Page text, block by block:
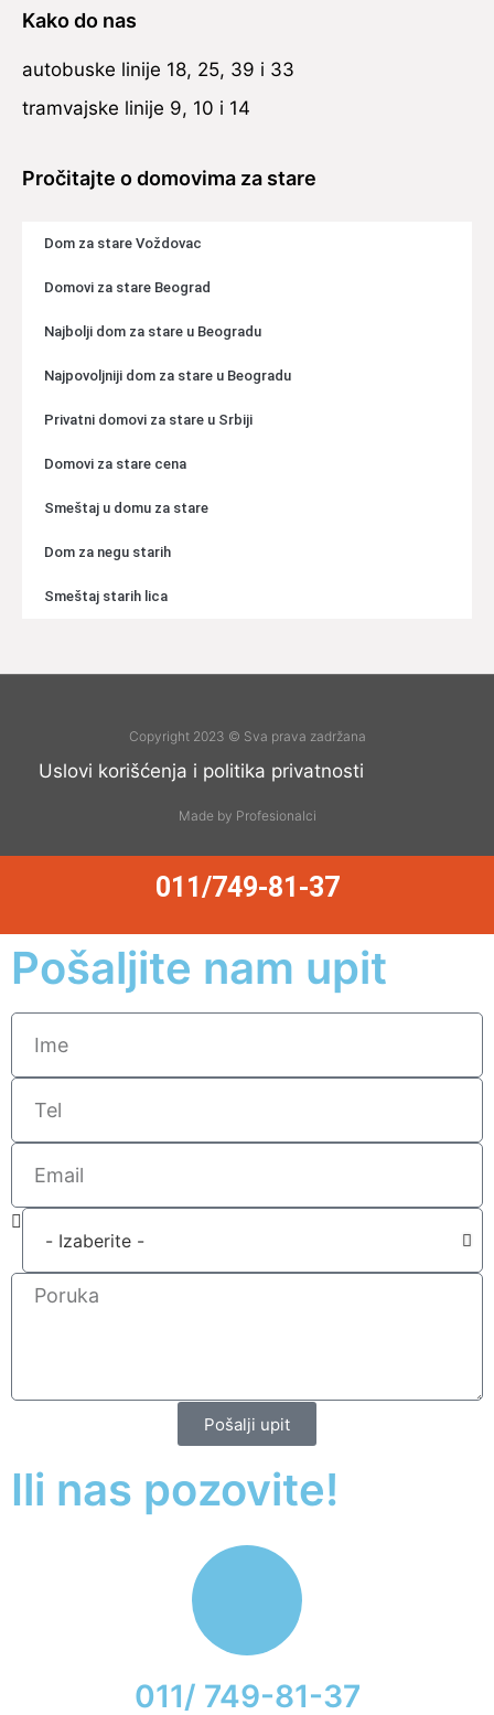
Kako do nas
autobuske linije 18, 25, 39 i 33
tramvajske linije 9, 10 i 14
Pročitajte o domovima za stare
Dom za stare Voždovac
Domovi za stare Beograd
Najbolji dom za stare u Beogradu
Najpovoljniji dom za stare u Beogradu
Privatni domovi za stare u Srbiji
Domovi za stare cena
Smeštaj u domu za stare
Dom za negu starih
Smeštaj starih lica
Copyright 2023 © Sva prava zadržana
Uslovi korišćenja i politika privatnosti
Made by Profesionalci
011/749-81-37
Pošaljite nam upit
Pošalji upit
Ili nas pozovite!
011/ 749-81-37